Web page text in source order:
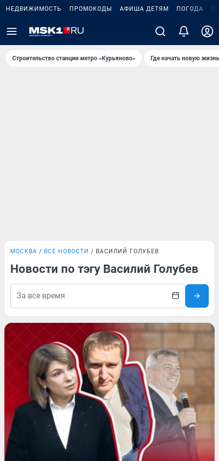
НЕДВИЖИМОСТЬ ПРОМОКОДЫ АФИША ДЕТЯМ ПОГОДА
Строительство станции метро «Курьяново» Где начать новую
МОСКВА ВСЕ НОВОСТИ ВАСИЛИЙ ГОЛУБЕВ
Новости по тэгу Василий Голубев